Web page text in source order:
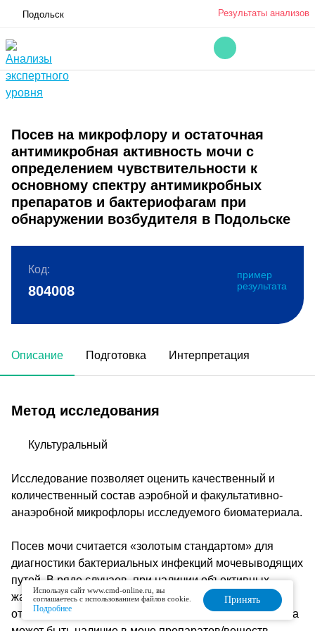
Подольск Результаты анализов
Посев на микрофлору и остаточная
антимикробная активность мочи с
определением чувствительности к
основному спектру антимикробных
препаратов и бактериофагам при
обнаружении возбудителя в Подольске
Описание Подготовка Интерпретация
Метод исследования
Культуральный
Исследование позволяет оценить качественный и
количественный состав аэробной и факультативно-
анаэробной микрофлоры исследуемого биоматериала.
Посев мочи считается «золотым стандартом» для
диагностики бактериальных инфекций мочевыводящих
путей. В ряде случаев, при наличии объективных
жалоб, рост микроорганизмов на среде может
отсутствовать. Одной из причин для такого результата
Код:
пример
результата
804008
Используя сайт www.cmd-online.ru, вы
соглашаетесь с использованием файлов cookie.
Подробнее
Принять